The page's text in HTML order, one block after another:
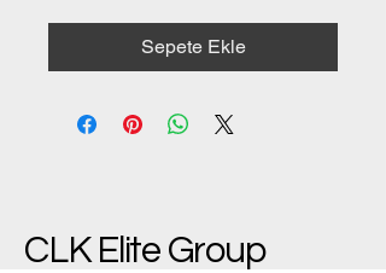
Sepete Ekle
CLK Elite Group